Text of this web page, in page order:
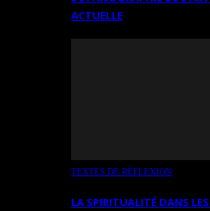
ACTUELLE
TEXTES DE RÉFLEXION
LA SPIRITUALITÉ DANS